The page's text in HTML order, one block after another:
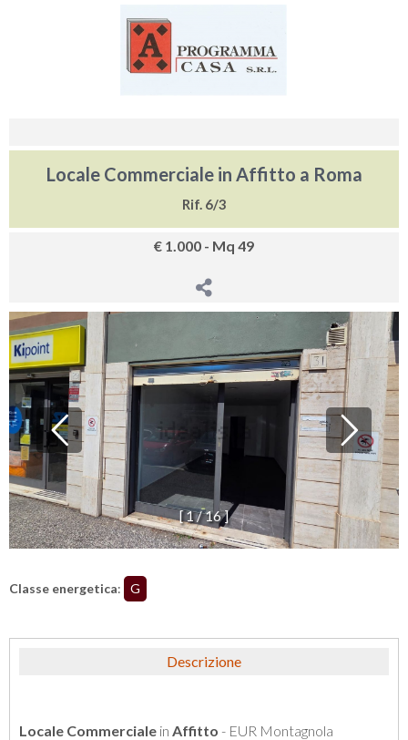
Locale Commerciale in Affitto a Roma
Rif. 6/3
€ 1.000 - Mq 49
[1/16]
Classe energetica: G
Descrizione
Locale Commerciale in Affitto - EUR Montagnola